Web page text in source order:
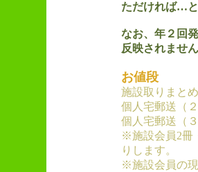
ただければ…と
なお、年２回
反映されませ
お値段
施設取りまと
個人宅郵送（
個人宅郵送（
※施設会員2冊
りします。
※施設会員の